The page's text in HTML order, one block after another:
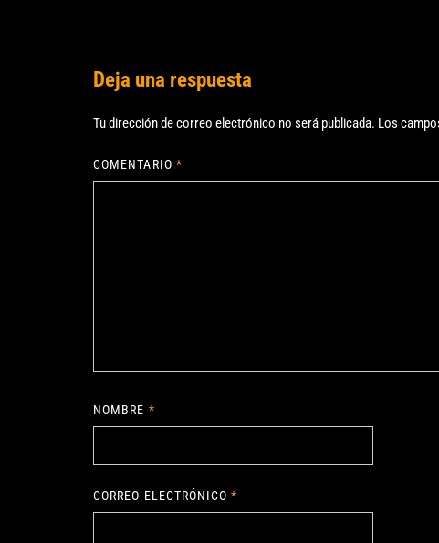
Deja una respuesta
Tu dirección de correo electrónico no será publicada. Los
COMENTARIO *
NOMBRE *
CORREO ELECTRÓNICO*